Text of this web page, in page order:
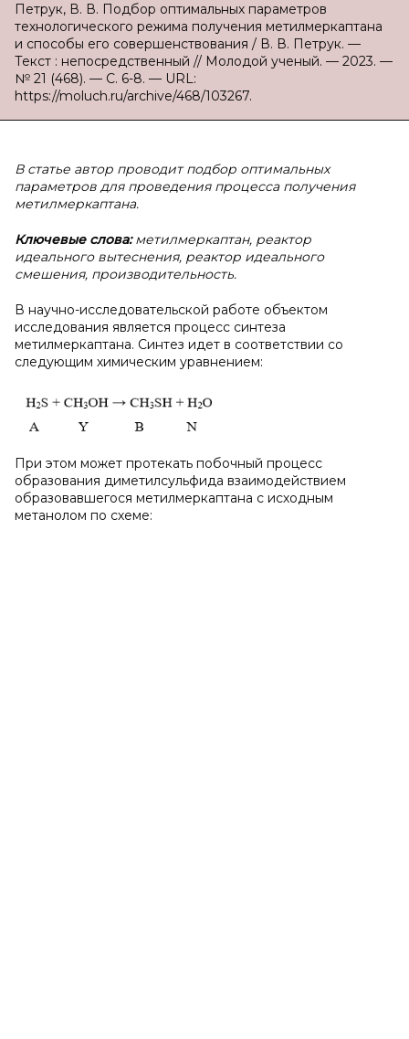
Петрук, В. В. Подбор оптимальных параметров
технологического режима получения метилмеркаптана
и способы его совершенствования / В. В. Петрук. —
Текст : непосредственный // Молодой ученый. — 2023. —
№ 21 (468). — С. 6-8. — URL:
https://moluch.ru/archive/468/103267.
В статье автор проводит подбор оптимальных
параметров для проведения процесса получения
метилмеркаптана.
Ключевые слова:метилмеркаптан, реактор
идеального вытеснения, реактор идеального
смешения, производительность.
В научно-исследовательской работе объектом
исследования является процесс синтеза
метилмеркаптана. Синтез идет в соответствии со
следующим химическим уравнением:
При этом может протекать побочный процесс
образования диметилсульфида взаимодействием
образовавшегося метилмеркаптана с исходным
метанолом по схеме: